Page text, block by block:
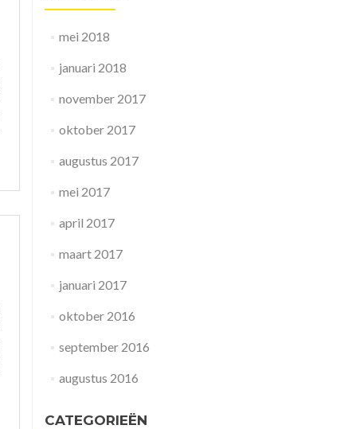
mei 2018
januari 2018
november 2017
oktober 2017
augustus 2017
mei 2017
april 2017
maart 2017
januari 2017
oktober 2016
september 2016
augustus 2016
CATEGORIEËN